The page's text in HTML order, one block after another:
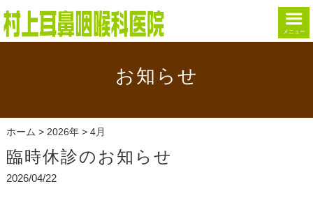
メニュー
お知らせ
ホーム > 2026年> 4月
臨時休診のお知らせ
2026/04/22